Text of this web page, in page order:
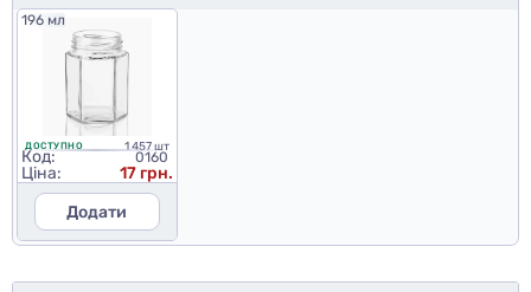
196 мл
ДОСТУПНО 1 457 шт
Код: 0160
Ціна:
17 грн.
Додати